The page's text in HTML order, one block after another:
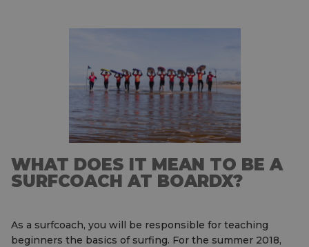
WHAT DOES IT MEAN TO BE A
SURFCOACH AT BOARDX?
As a surfcoach, you will be responsible for teaching
beginners the basics of surfing. For the summer 2018,